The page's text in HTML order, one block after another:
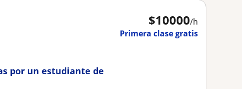
$10000/h
Primera clase gratis
por un estudiante de